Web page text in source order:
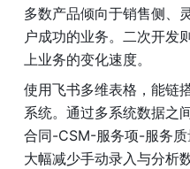
多数产品倾向于销售侧、
户成功的业务。二次开发
上业务的变化速度。
使用飞书多维表格，能链
系统。通过多系统数据之
合同-CSM-服务项-服务质
大幅减少手动录入与分析